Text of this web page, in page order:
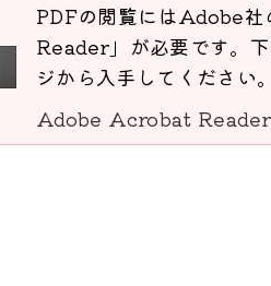
PDFの閲覧にはAdobe
Reader」が必要です。
ジから入手してください。
Adobe Acrobat Reader